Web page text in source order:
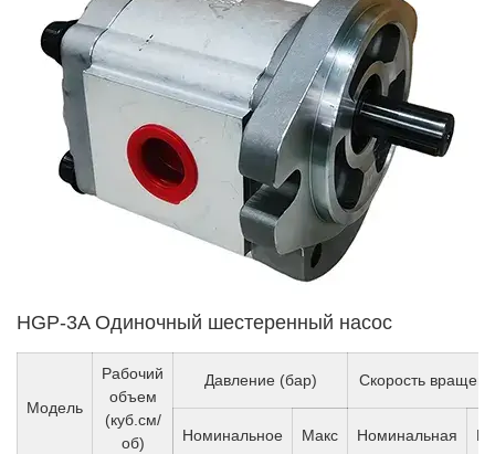
HGP-3A Одиночный шестеренный насос
Модель
Рабочий
объем
(куб.см/
об)
Давление (бар) Скорость
Номинальное Макс Номинальная